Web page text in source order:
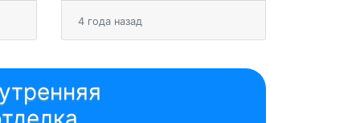
4 года назад